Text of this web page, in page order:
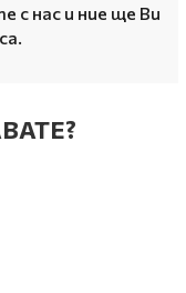
с нас и ние ще Ви